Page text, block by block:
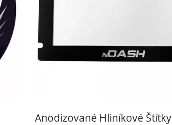
Anodizované Hliníkové Štítky